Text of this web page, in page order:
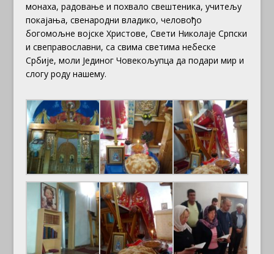
монаха, радовање и похвало свештеника, учитељу
покајања, свенародни владико, человођо
богомољне војске Христове, Свети Николаје Српски
и свеправославни, са свима светима небеске
Србије, моли Јединог Човекољупца да подари мир и
слогу роду нашему.